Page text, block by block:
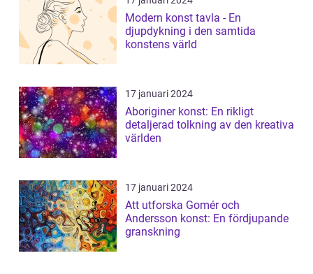
Modern konst tavla - En
djupdykning i den samtida
konstens värld
17 januari 2024
Aboriginer konst: En rikligt
detaljerad tolkning av den kreativa
världen
17 januari 2024
Att utforska Gomér och
Andersson konst: En fördjupande
granskning